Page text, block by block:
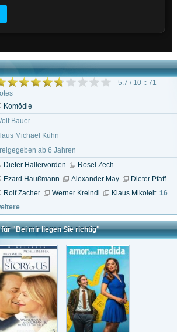
5.7 / 10 :: 71
Komödie
Bauer
Michael Kühn
ab 6 Jahren
Dieter Hallervorden
Rosel Zech
Ezard Haußmann
Alexander May
Dieter Pfaff
Rolf Zacher
Werner Kreindl Klaus Mikoleit 16
"Bei mir liegen Sie richtig"